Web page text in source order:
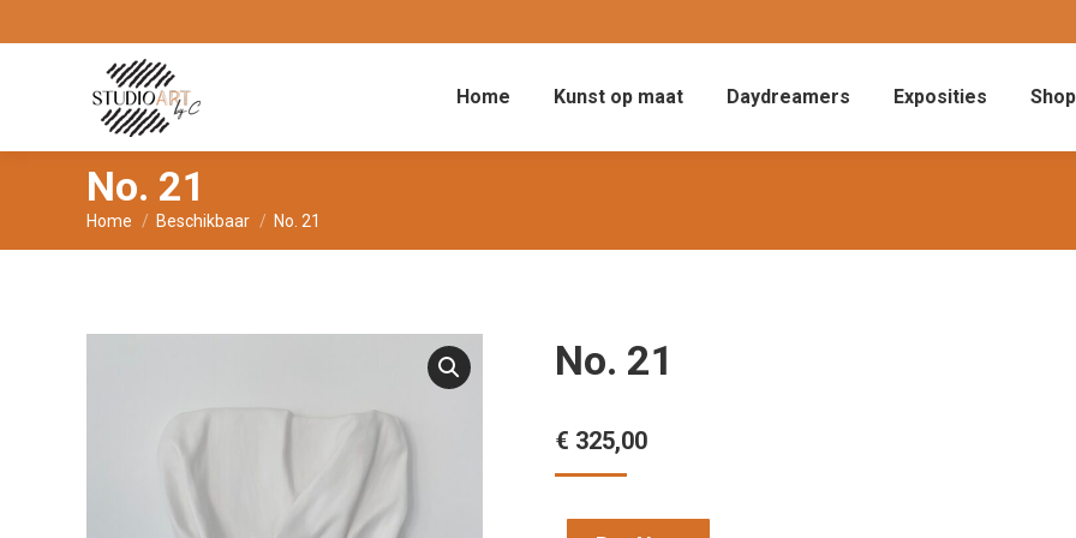
Home Kunst op maat Daydreamers Exposities Shop
No. 21
Je bent hier:
Home Beschikbaar No. 21
No. 21
€ 325,00